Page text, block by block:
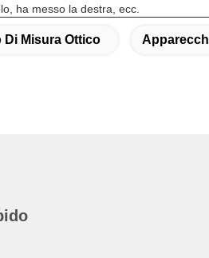
ha messo la destra, ecc.
Di Misura Ottico